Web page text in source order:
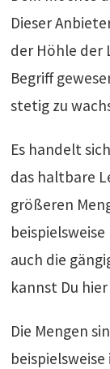
Dieser
der Höhle der
Begriff
stetig zu
Es handelt
das haltbare
größeren
auch die
kannst Du
Die Mengen